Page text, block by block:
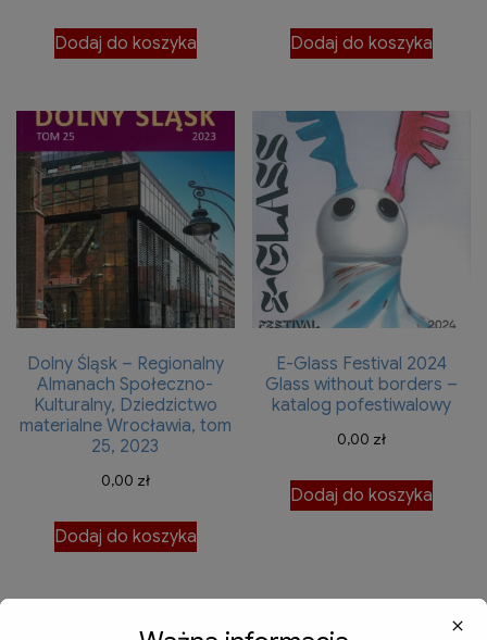
Dodaj do koszyka Dodaj do koszyka
Dolny Śląsk – Regionalny
Almanach Społeczno-
Kulturalny, Dziedzictwo
materialne Wrocławia, tom
25, 2023
0,00 zł
Dodaj do koszyka
E-Glass Festival 2024
Glass without borders –
katalog pofestiwalowy
0,00 zł
Dodaj do koszyka